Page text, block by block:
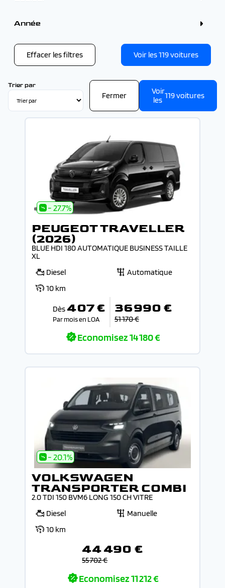
Blanc (6)
Noir (6)
Vert (1)
Année
Effacer les filtres Voir les119voitures
Trier par
Fermer
Voir
les 119voitures
- 27.7%
PEUGEOT TRAVELLER
(2026)
BLUE HDI 180 AUTOMATIQUE BUSINESS TAILLE
XL
Diesel
Automatique
10 km
Dès 407 €
Par mois en LOA
36 990 €
51 170 €
Economisez14 180 €
- 20.1%
VOLKSWAGEN
TRANSPORTER COMBI
2.0 TDI 150 BVM6 LONG 150 CH VITRE
Diesel
Manuelle
10 km
44 490 €
55 702 €
Economisez11 212 €